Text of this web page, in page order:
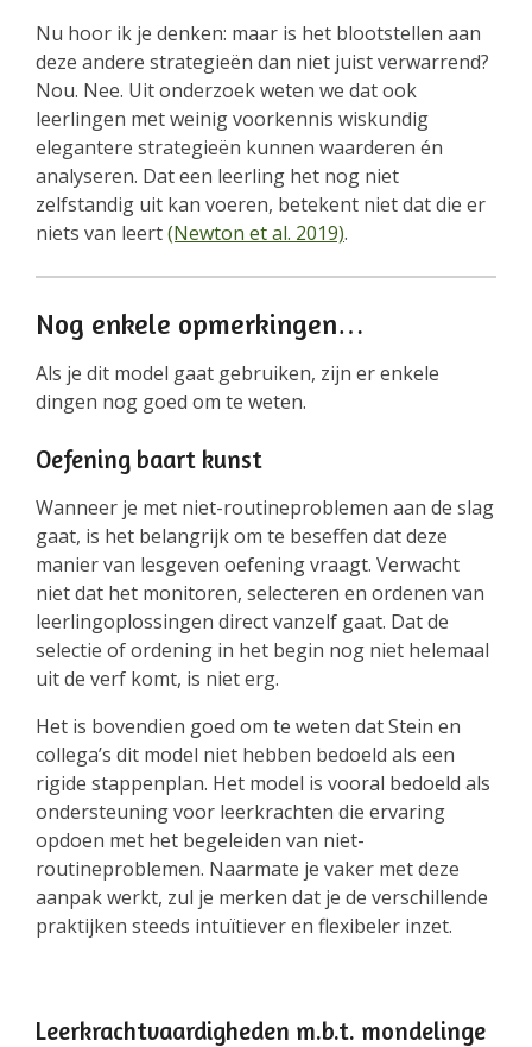
Nu hoor ik je denken: maar is het blootstellen aan
deze andere strategieën dan niet juist verwarrend?
Nou. Nee. Uit onderzoek weten we dat ook
leerlingen met weinig voorkennis wiskundig
elegantere strategieën kunnen waarderen én
analyseren. Dat een leerling het nog niet
zelfstandig uit kan voeren, betekent niet dat die er
niets van leert(Newton et al. 2019).
Nog enkele opmerkingen…
Als je dit model gaat gebruiken, zijn er enkele
dingen nog goed om te weten.
Oefening baart kunst
Wanneer je met niet-routineproblemen aan de slag
gaat, is het belangrijk om te beseffen dat deze
manier van lesgeven oefening vraagt. Verwacht
niet dat het monitoren, selecteren en ordenen van
leerlingoplossingen direct vanzelf gaat. Dat de
selectie of ordening in het begin nog niet helemaal
uit de verf komt, is niet erg.
Het is bovendien goed om te weten dat Stein en
collega’s dit model niet hebben bedoeld als een
rigide stappenplan. Het model is vooral bedoeld als
ondersteuning voor leerkrachten die ervaring
opdoen met het begeleiden van niet-
routineproblemen. Naarmate je vaker met deze
aanpak werkt, zul je merken dat je de verschillende
praktijken steeds intuïtiever en flexibeler inzet.
Leerkrachtvaardigheden m.b.t. mondelinge